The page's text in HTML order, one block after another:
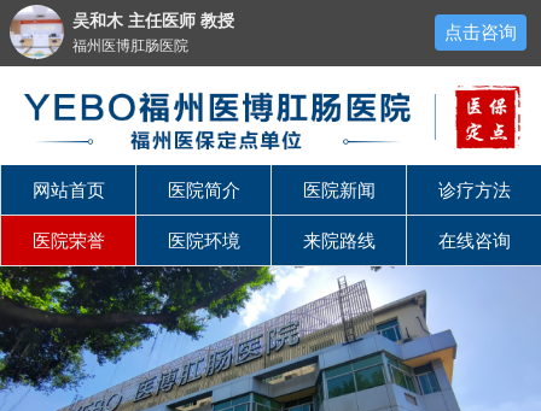
网站首页 医院简介 医院新闻 诊疗方法
医院荣誉 医院环境 来院路线 在线咨询
吴和木 主任医师 教授
福州医博肛肠医院
点击咨询